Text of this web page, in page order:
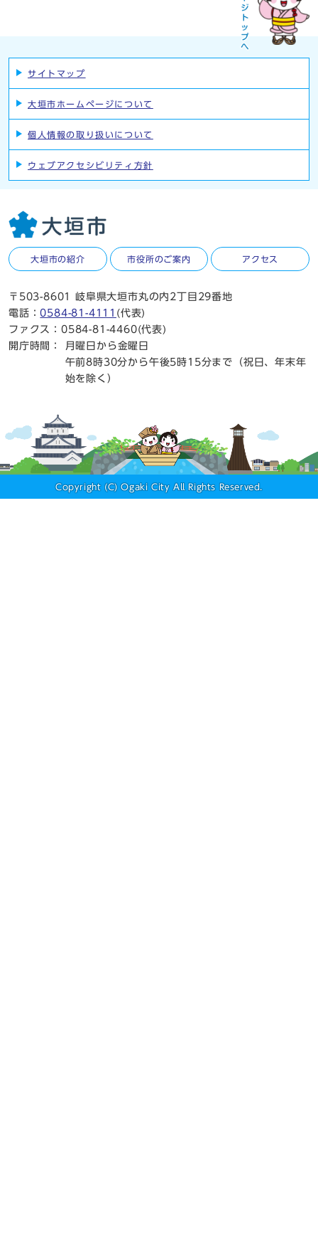
サイトマップ
大垣市ホームページについて
個人情報の取り扱いについて
ウェブアクセシビリティ方針
大垣市の紹介 市役所のご案内 アクセス
〒503-8601 岐阜県大垣市丸の内2丁目29番地
電話：0584-81-4111 (代表)
ファクス：0584-81-4460(代表)
開庁時間：
月曜日から金曜日
午前8時30分から午後5時15分まで（祝日、年末年
始を除く）
Copyright (C) Ogaki City All Rights Reserved.